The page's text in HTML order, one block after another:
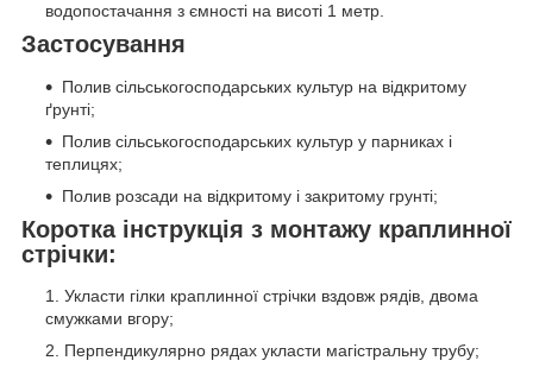
водопостачання з ємності на висоті 1 метр.
Застосування
Полив сільськогосподарських культур на відкритому
ґрунті;
Полив сільськогосподарських культур у парниках і
теплицях;
Полив розсади на відкритому і закритому грунті;
Коротка інструкція з монтажу краплинної
стрічки:
Укласти гілки краплинної стрічки вздовж рядів, двома
смужками вгору;
Перпендикулярно рядах укласти магістральну трубу;